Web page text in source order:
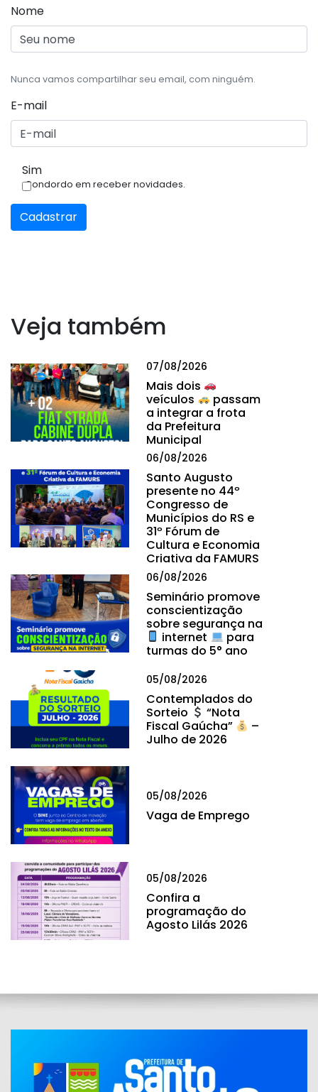
Nome
Nunca vamos compartilhar seu email, com ninguém.
E-mail
Sim
Condordo em receber novidades.
Cadastrar
Veja também
07/08/2026
Mais dois
veículos
passam
a integrar a frota
da Prefeitura
Municipal
06/08/2026
Santo Augusto
presente no 44º
Congresso de
Municípios do RS e
31º Fórum de
Cultura e Economia
Criativa da FAMURS
06/08/2026
Seminário promove
conscientização
sobre segurança na
internet
para
turmas do 5° ano
05/08/2026
Contemplados do
Sorteio
“Nota
Fiscal Gaúcha”
–
Julho de 2026
05/08/2026
Vaga de Emprego
05/08/2026
Confira a
programação do
Agosto Lilás 2026